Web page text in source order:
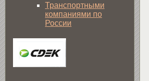
Транспортными
компаниями по
России